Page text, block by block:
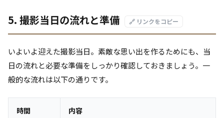
5. 撮影当日の流れと準備 🔗 リンクをコピー
いよいよ迎えた撮影当日。素敵な思い出を作るためにも、当
日の流れと必要な準備をしっかり確認しておきましょう。一
般的な流れは以下の通りです。
時間 内容